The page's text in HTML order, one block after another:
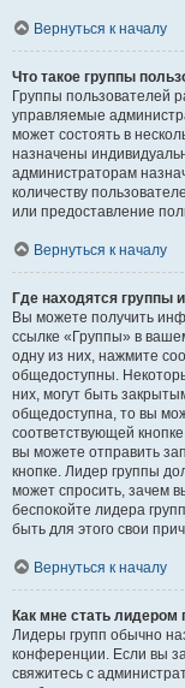
Вернуться к началу
Что такое группы
Группы пользователей
управляемые
может состоять в
назначены
администраторам
количеству
или предоставление
Вернуться к началу
Где находятся группы
Вы можете получить
ссылке «Группы» в
одну из них, нажмите
общедоступны.
них, могут быть
общедоступна, то вы
соответствующей
вы можете отправить
кнопке. Лидер группы
может спросить, зачем
беспокойте лидера
быть для этого свои
Вернуться к началу
Как мне стать лидером
Лидеры групп обычно
конференции. Если вы
свяжитесь с